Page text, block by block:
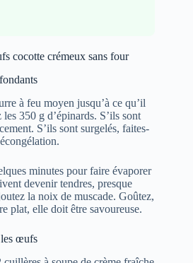
cocotte crémeux sans four
à feu moyen jusqu’à ce qu’il
350 g d’épinards. S’ils sont
S’ils sont surgelés, faites-
minutes pour faire évaporer
devenir tendres, presque
la noix de muscade. Goûtez,
plat, elle doit être savoureuse.
les œufs